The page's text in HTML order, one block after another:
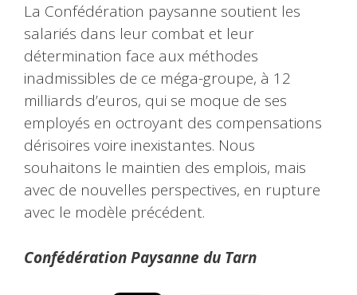
La Confédération paysanne soutient les
salariés dans leur combat et leur
détermination face aux méthodes
inadmissibles de ce méga-groupe, à 12
milliards d’euros, qui se moque de ses
employés en octroyant des compensations
dérisoires voire inexistantes. Nous
souhaitons le maintien des emplois, mais
avec de nouvelles perspectives, en rupture
avec le modèle précédent.
Confédération Paysanne du Tarn